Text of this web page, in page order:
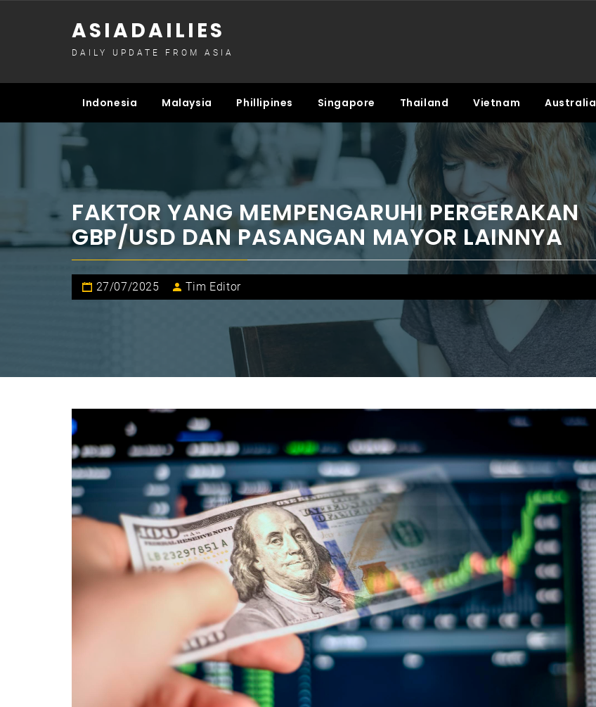
ASIADAILIES
DAILY UPDATE FROM ASIA
Indonesia Malaysia Phillipines Singapore Thailand Vietnam Australia
FAKTOR YANG MEMPENGARUHI PERGERAKAN
GBP/USD DAN PASANGAN MAYOR LAINNYA
27/07/2025 Tim Editor